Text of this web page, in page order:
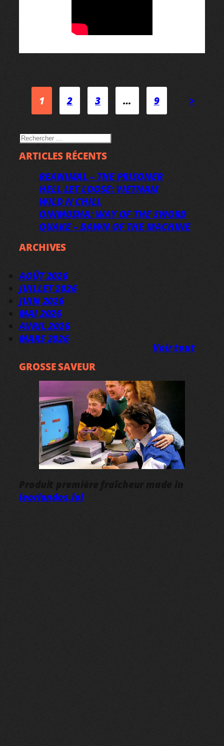
1 2 3 … 9 >
RECHERCHER
ARTICLES RÉCENTS
REANIMAL – THE PRISONER
HELL LET LOOSE: VIETNAM
WILD N CHILL
ONIMUSHA: WAY OF THE SWORD
QUAKE – DAWN OF THE MACHINE
ARCHIVES
AOÛT 2026
JUILLET 2026
JUIN 2026
MAI 2026
AVRIL 2026
MARS 2026
Voir tout
GROSSE SAVEUR
Produit première fraîcheur made in
leorlandos.lol